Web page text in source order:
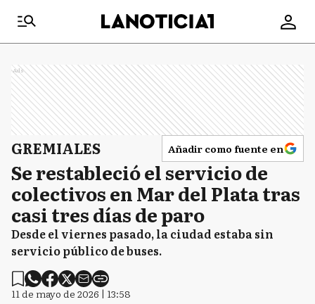
Ads
GREMIALES Añadir como fuente en
Se restableció el servicio de
colectivos en Mar del Plata tras
casi tres días de paro
Desde el viernes pasado, la ciudad estaba sin
servicio público de buses.
11 de mayo de 2026 | 13:58